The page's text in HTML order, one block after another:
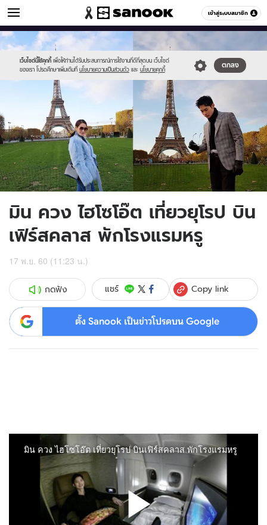
เข้าสู่ระบบสมาชิก
ข่าวบันเทิง หมวดอื่นๆ
เว็บไซต์นี้ใช้คุกกี้ เพื่อให้ท่านได้รับประสบการณ์การใช้งานที่ดีที่สุดบน เว็บไซต์
ของเรา โปรดศึกษาเพิ่มเติมที่ นโยบายความเป็นส่วนตัว และ นโยบายคุกกี้
ตกลง
Sanook
//s.isanook.com/sr/0/images/logo-
new-
sanook.png
600
60
//s.isanook.com/ns/0/ud/855/4277590/8.jpg
มิน ควง ไฮโซโอ๊ต เที่ยวยุโรป บิน
เฟิร์สคลาส พักโรงแรมหรู
17 พ.ย. 60 (11:23 น.)
กดฟัง แชร์ Copy link
ตั้ง Sanook เป็นข่าวโปรดบน Google